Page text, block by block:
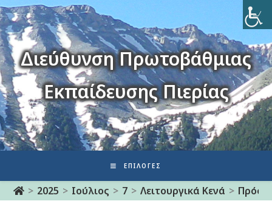
Διεύθυνση Πρωτοβάθμιας
Εκπαίδευσης Πιερίας
ΕΠΙΛΟΓΈΣ
> 2025 > Ιούλιος > 7 > Λειτουργικά Κενά >